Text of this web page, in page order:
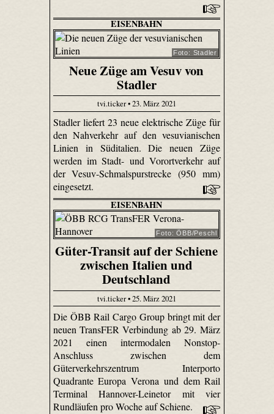
EISENBAHN
Foto: Stadler
Neue Züge am Vesuv von
Stadler
tvi.ticker • 23. März 2021
Stadler liefert 23 neue elektrische Züge für
den Nahverkehr auf den vesuvianischen
Linien in Süditalien. Die neuen Züge
werden im Stadt- und Vorortverkehr auf
der Vesuv-Schmalspurstrecke (950 mm)
eingesetzt.
EISENBAHN
Foto: ÖBB/Peschl
Güter-Transit auf der Schiene
zwischen Italien und
Deutschland
tvi.ticker • 25. März 2021
Die ÖBB Rail Cargo Group bringt mit der
neuen TransFER Verbindung ab 29. März
2021 einen intermodalen Nonstop-
Anschluss zwischen dem
Güterverkehrszentrum Interporto
Quadrante Europa Verona und dem Rail
Terminal Hannover-Leinetor mit vier
Rundläufen pro Woche auf Schiene.